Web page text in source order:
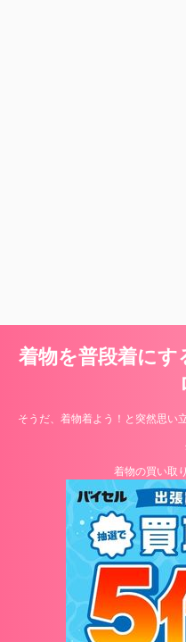
着物を普段着に
そうだ、着物着よう！と突然思い
着物の買い取